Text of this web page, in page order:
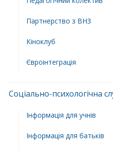
Партнерство з ВНЗ
Кіноклуб
Євроінтеграція
Соціально-психологічна
Інформація для учнів
Інформація для батьків